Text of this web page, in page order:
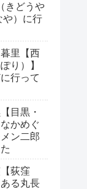
きどうや
や）に行
里【西
り）】
行って
目黒・
かめぐ
ン二郎
荻窪
る丸長